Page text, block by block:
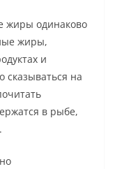
жиры одинаково
жиры,
и
сказываться на
в рыбе,